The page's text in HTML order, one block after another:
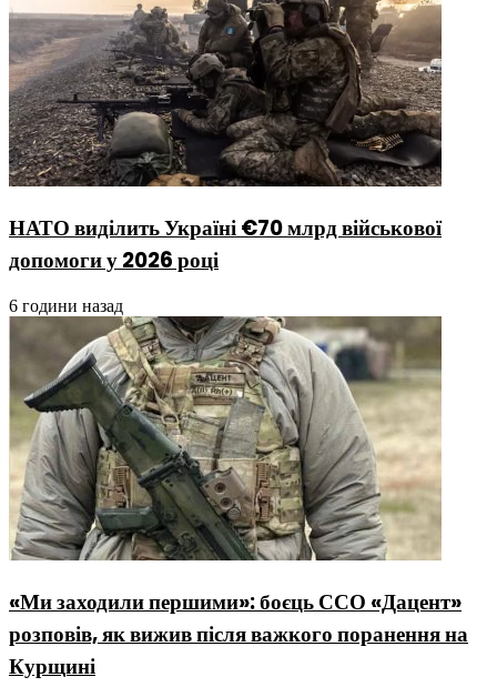
НАТО виділить Україні €70 млрд військової
допомоги у 2026 році
6 години назад
«Ми заходили першими»: боєць ССО «Дацент»
розповів, як вижив після важкого поранення на
Курщині